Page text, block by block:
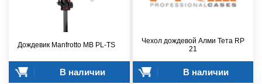
Дождевик Manfrotto MB PL-TS
В наличии
Чехол дождевой Алми Тета RP
21
В наличии